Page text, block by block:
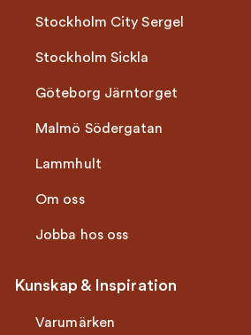
Stockholm City Sergel
Stockholm Sickla
Göteborg Järntorget
Malmö Södergatan
Lammhult
Om oss
Jobba hos oss
Kunskap & Inspiration
Varumärken